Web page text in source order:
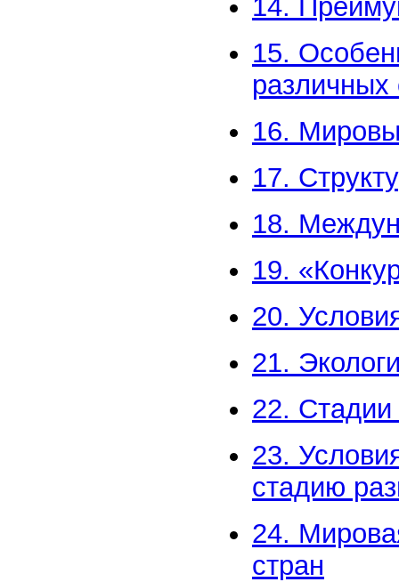
14.
15.
различных
16.
17.
18.
19.
20.
21.
22. Стадии
23.
стадию
24.
стран